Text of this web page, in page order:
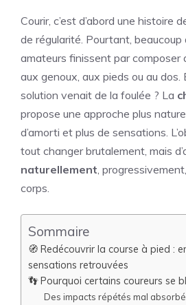
Courir, c’est d’abord une histoire
de régularité. Pourtant, beaucoup
amateurs finissent par composer
aux genoux, aux pieds ou au dos.
solution venait de la foulée ? La
propose une approche plus
d’amorti et plus de sensations.
tout changer brutalement, mais
naturellement,
corps.
Sommaire
🧭 Redécouvrir la course à pied :
sensations retrouvées
👣 Pourquoi certains coureurs se
Des impacts répétés mal